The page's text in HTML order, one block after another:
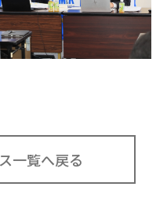
一覧へ戻る